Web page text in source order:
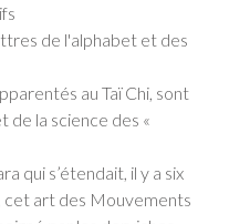
de l'alphabet et des
au Taï Chi, sont
de la science des «
qui s’étendait, il y a six
cet art des Mouvements